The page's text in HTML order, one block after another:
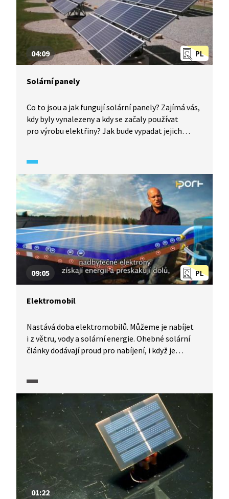
PL
04:09
Solární panely
Co to jsou a jak fungují solární panely? Zajímá vás,
kdy byly vynalezeny a kdy se začaly používat
pro výrobu elektřiny? Jak bude vypadat jejich
PL
09:05
Elektromobil
Nastává doba elektromobilů. Můžeme je nabíjet
i z větru, vody a solární energie. Ohebné solární
články dodávají proud pro nabíjení, i když je
rozhodli, že si zkusí takový elektromobil
poháněný slunečními články postavit. Alespoň
jako malý model.
01:22